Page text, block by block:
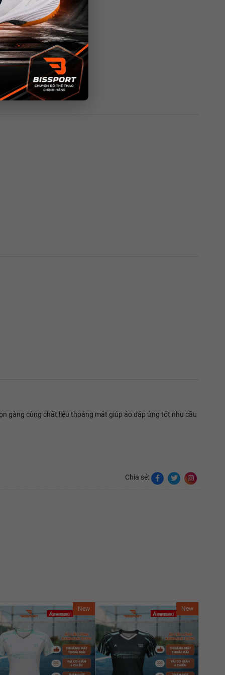
gàng cùng chất liệu thoáng mát giúp áo đáp ứng tốt nhu cầu
Chia sẻ:
New New